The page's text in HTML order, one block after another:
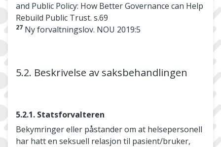
and Public Policy: How Better Governance can Help
Rebuild Public Trust. s.69
27 Ny forvaltningslov. NOU 2019:5
5.2. Beskrivelse av saksbehandlingen
5.2.1. Statsforvalteren
Bekymringer eller påstander om at helsepersonell
har hatt en seksuell relasjon til pasient/bruker,